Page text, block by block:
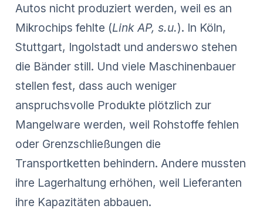
Autos nicht produziert werden, weil es an
Mikrochips fehlte (Link AP, s.u.). In Köln,
Stuttgart, Ingolstadt und anderswo stehen
die Bänder still. Und viele Maschinenbauer
stellen fest, dass auch weniger
anspruchsvolle Produkte plötzlich zur
Mangelware werden, weil Rohstoffe fehlen
oder Grenzschließungen die
Transportketten behindern. Andere mussten
ihre Lagerhaltung erhöhen, weil Lieferanten
ihre Kapazitäten abbauen.